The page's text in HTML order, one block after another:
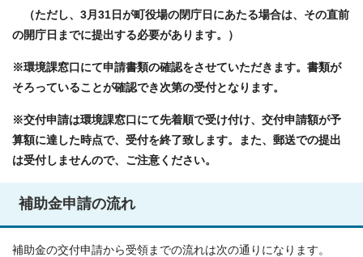
（ただし、3月31日が町役場の閉庁日にあたる場合は、その直前
の開庁日までに提出する必要があります。）
※環境課窓口にて申請書類の確認をさせていただきます。書類が
そろっていることが確認でき次第の受付となります。
※交付申請は環境課窓口にて先着順で受け付け、交付申請額が予
算額に達した時点で、受付を終了致します。また、郵送での提出
は受付しませんので、ご注意ください。
補助金申請の流れ
補助金の交付申請から受領までの流れは次の通りになります。